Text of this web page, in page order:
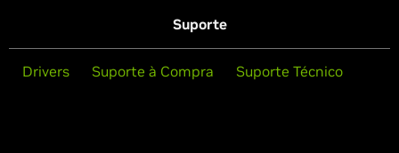
Suporte
Drivers Suporte à Compra Suporte Técnico